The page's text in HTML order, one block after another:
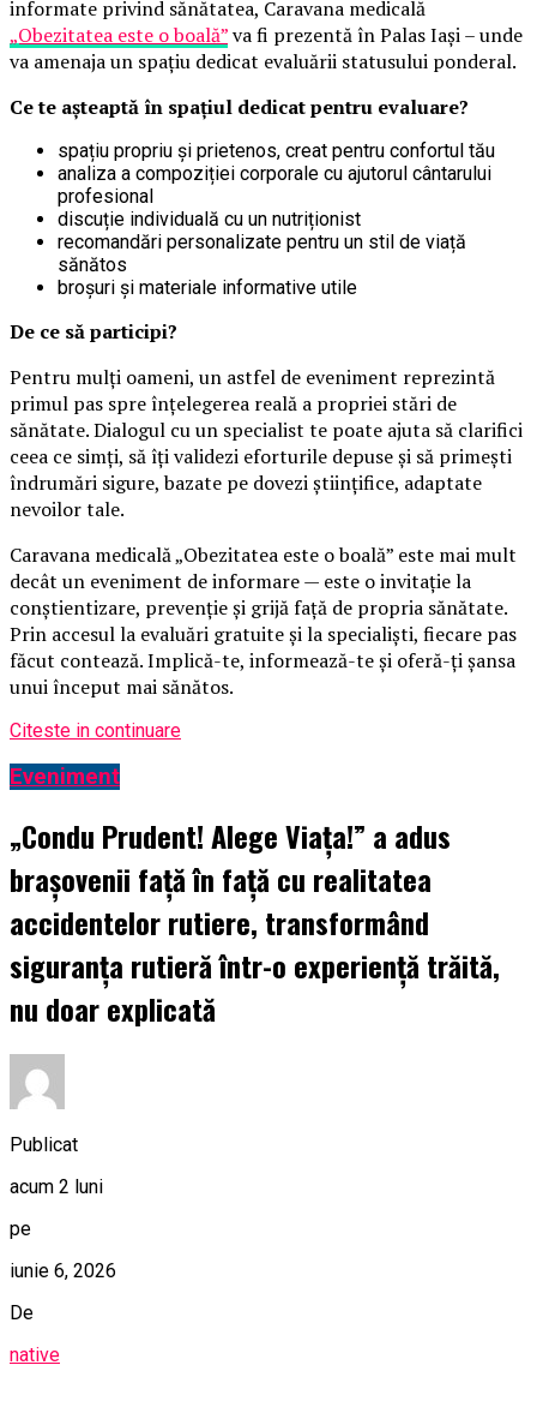
informate privind sănătatea, Caravana medicală
„Obezitatea este o boală”va fi prezentă în Palas Iași – unde
va amenaja un spațiu dedicat evaluării statusului ponderal.
Ce te așteaptă în spațiul dedicat pentru evaluare?
spațiu propriu și prietenos, creat pentru confortul tău
analiza a compoziției corporale cu ajutorul cântarului
profesional
discuție individuală cu un nutriționist
recomandări personalizate pentru un stil de viață
sănătos
broșuri și materiale informative utile
De ce să participi?
Pentru mulți oameni, un astfel de eveniment reprezintă
primul pas spre înțelegerea reală a propriei stări de
sănătate. Dialogul cu un specialist te poate ajuta să clarifici
ceea ce simți, să îți validezi eforturile depuse și să primești
îndrumări sigure, bazate pe dovezi științifice, adaptate
nevoilor tale.
Caravana medicală „Obezitatea este o boală” este mai mult
decât un eveniment de informare — este o invitație la
conștientizare, prevenție și grijă față de propria sănătate.
Prin accesul la evaluări gratuite și la specialiști, fiecare pas
făcut contează. Implică-te, informează-te și oferă-ți șansa
unui început mai sănătos.
Citeste in continuare
Eveniment
„Condu Prudent! Alege Viața!” a adus
brașovenii față în față cu realitatea
accidentelor rutiere, transformând
siguranța rutieră într-o experiență trăită,
nu doar explicată
Publicat
acum 2 luni
pe
iunie 6, 2026
De
native